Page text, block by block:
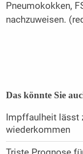
Pneumokokken,
nachzuweisen.
Das könnte Sie
Impffaulheit lässt
wiederkommen